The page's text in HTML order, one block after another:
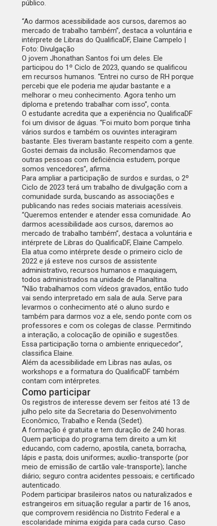
público.
“Ao darmos acessibilidade aos cursos, daremos ao
mercado de trabalho também”, destaca a voluntária e
intérprete de Libras do QualificaDF, Elaine Campelo |
Foto: Divulgação
O jovem Jhonathan Santos foi um deles. Ele
participou do 1º Ciclo de 2023, quando se qualificou
em recursos humanos. “Entrei no curso de RH porque
percebi que ele poderia me ajudar bastante e a
melhorar o meu conhecimento. Agora tenho um
diploma e pretendo trabalhar com isso”, conta.
O estudante acredita que a experiência no QualificaDF
foi um divisor de águas. “Foi muito bom porque tinha
vários surdos e também os ouvintes interagiram
bastante. Eles tiveram bastante respeito com a gente.
Gostei demais da inclusão. Recomendamos que
outras pessoas com deficiência estudem, porque
somos vencedores”, afirma.
Para ampliar a participação de surdos e surdas, o 2º
Ciclo de 2023 terá um trabalho de divulgação com a
comunidade surda, buscando as associações e
publicando nas redes sociais materiais acessíveis.
“Queremos entender e atender essa comunidade. Ao
darmos acessibilidade aos cursos, daremos ao
mercado de trabalho também”, destaca a voluntária e
intérprete de Libras do QualificaDF, Elaine Campelo.
Ela atua como intérprete desde o primeiro ciclo de
2022 e já esteve nos cursos de assistente
administrativo, recursos humanos e maquiagem,
todos administrados na unidade de Planaltina.
“Não trabalhamos com vídeos gravados, então tudo
vai sendo interpretado em sala de aula. Serve para
levarmos o conhecimento até o aluno surdo e
também para darmos voz a ele, sendo ponte com os
professores e com os colegas de classe. Permitindo
a interação, a colocação de opinião e sugestões.
Essa participação torna o ambiente enriquecedor”,
classifica Elaine.
Além da acessibilidade em Libras nas aulas, os
workshops e a formatura do QualificaDF também
contam com intérpretes.
Como participar
Os registros de interesse devem ser feitos até 13 de
julho pelo site da Secretaria do Desenvolvimento
Econômico, Trabalho e Renda (Sedet).
A formação é gratuita e tem duração de 240 horas.
Quem participa do programa tem direito a um kit
educando, com caderno, apostila, caneta, borracha,
lápis e pasta; dois uniformes; auxílio-transporte (por
meio de emissão de cartão vale-transporte); lanche
diário; seguro contra acidentes pessoais; e certificado
autenticado.
Podem participar brasileiros natos ou naturalizados e
estrangeiros em situação regular a partir de 16 anos,
que comprovem residência no Distrito Federal e a
escolaridade mínima exigida para cada curso. Caso